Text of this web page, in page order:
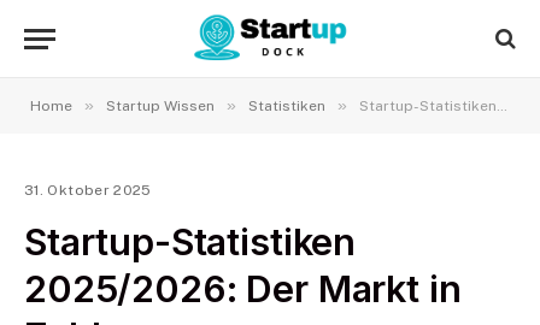
Home » Startup Wissen » Statistiken » Startup-Statistiken 2025/2026: Der Markt in Zahlen
31. Oktober 2025
Startup-Statistiken
2025/2026: Der Markt in